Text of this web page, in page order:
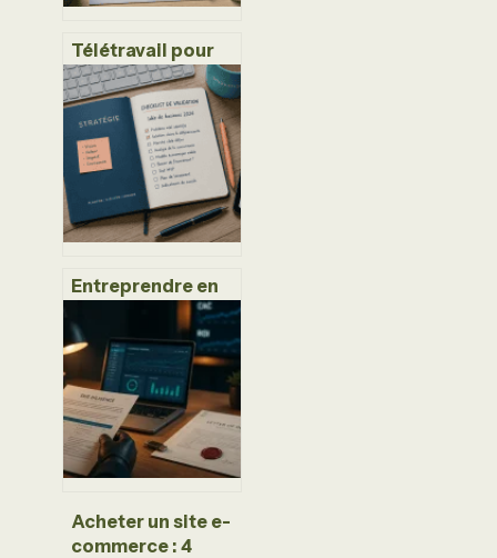
Télétravail pour
raison de santé : 3
documents
indispensables
pour valider votre
demande
Entreprendre en
2024 : 12 modèles
rentables entre
IA, écologie et
services de
proximité
Acheter un site e-
commerce : 4